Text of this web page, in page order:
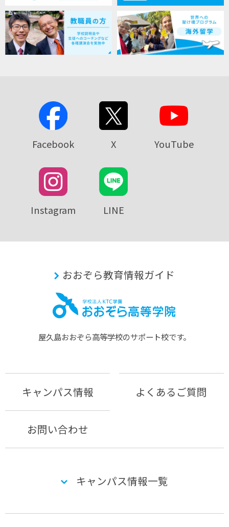
Facebook X YouTube
Instagram LINE
おおぞら教育情報ガイド
屋久島おおぞら⾼等学校のサポート校です。
キャンパス情報 よくあるご質問
お問い合わせ
キャンパス情報一覧